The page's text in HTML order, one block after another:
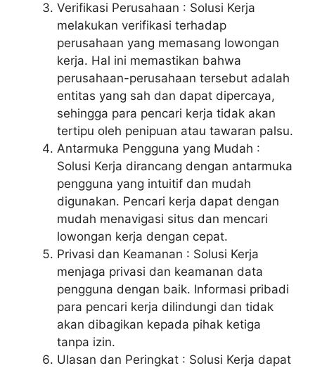
Verifikasi Perusahaan : Solusi Kerja
melakukan verifikasi terhadap
perusahaan yang memasang lowongan
kerja. Hal ini memastikan bahwa
perusahaan-perusahaan tersebut adalah
entitas yang sah dan dapat dipercaya,
sehingga para pencari kerja tidak akan
tertipu oleh penipuan atau tawaran palsu.
Antarmuka Pengguna yang Mudah :
Solusi Kerja dirancang dengan antarmuka
pengguna yang intuitif dan mudah
digunakan. Pencari kerja dapat dengan
mudah menavigasi situs dan mencari
lowongan kerja dengan cepat.
Privasi dan Keamanan : Solusi Kerja
menjaga privasi dan keamanan data
pengguna dengan baik. Informasi pribadi
para pencari kerja dilindungi dan tidak
akan dibagikan kepada pihak ketiga
tanpa izin.
Ulasan dan Peringkat : Solusi Kerja dapat